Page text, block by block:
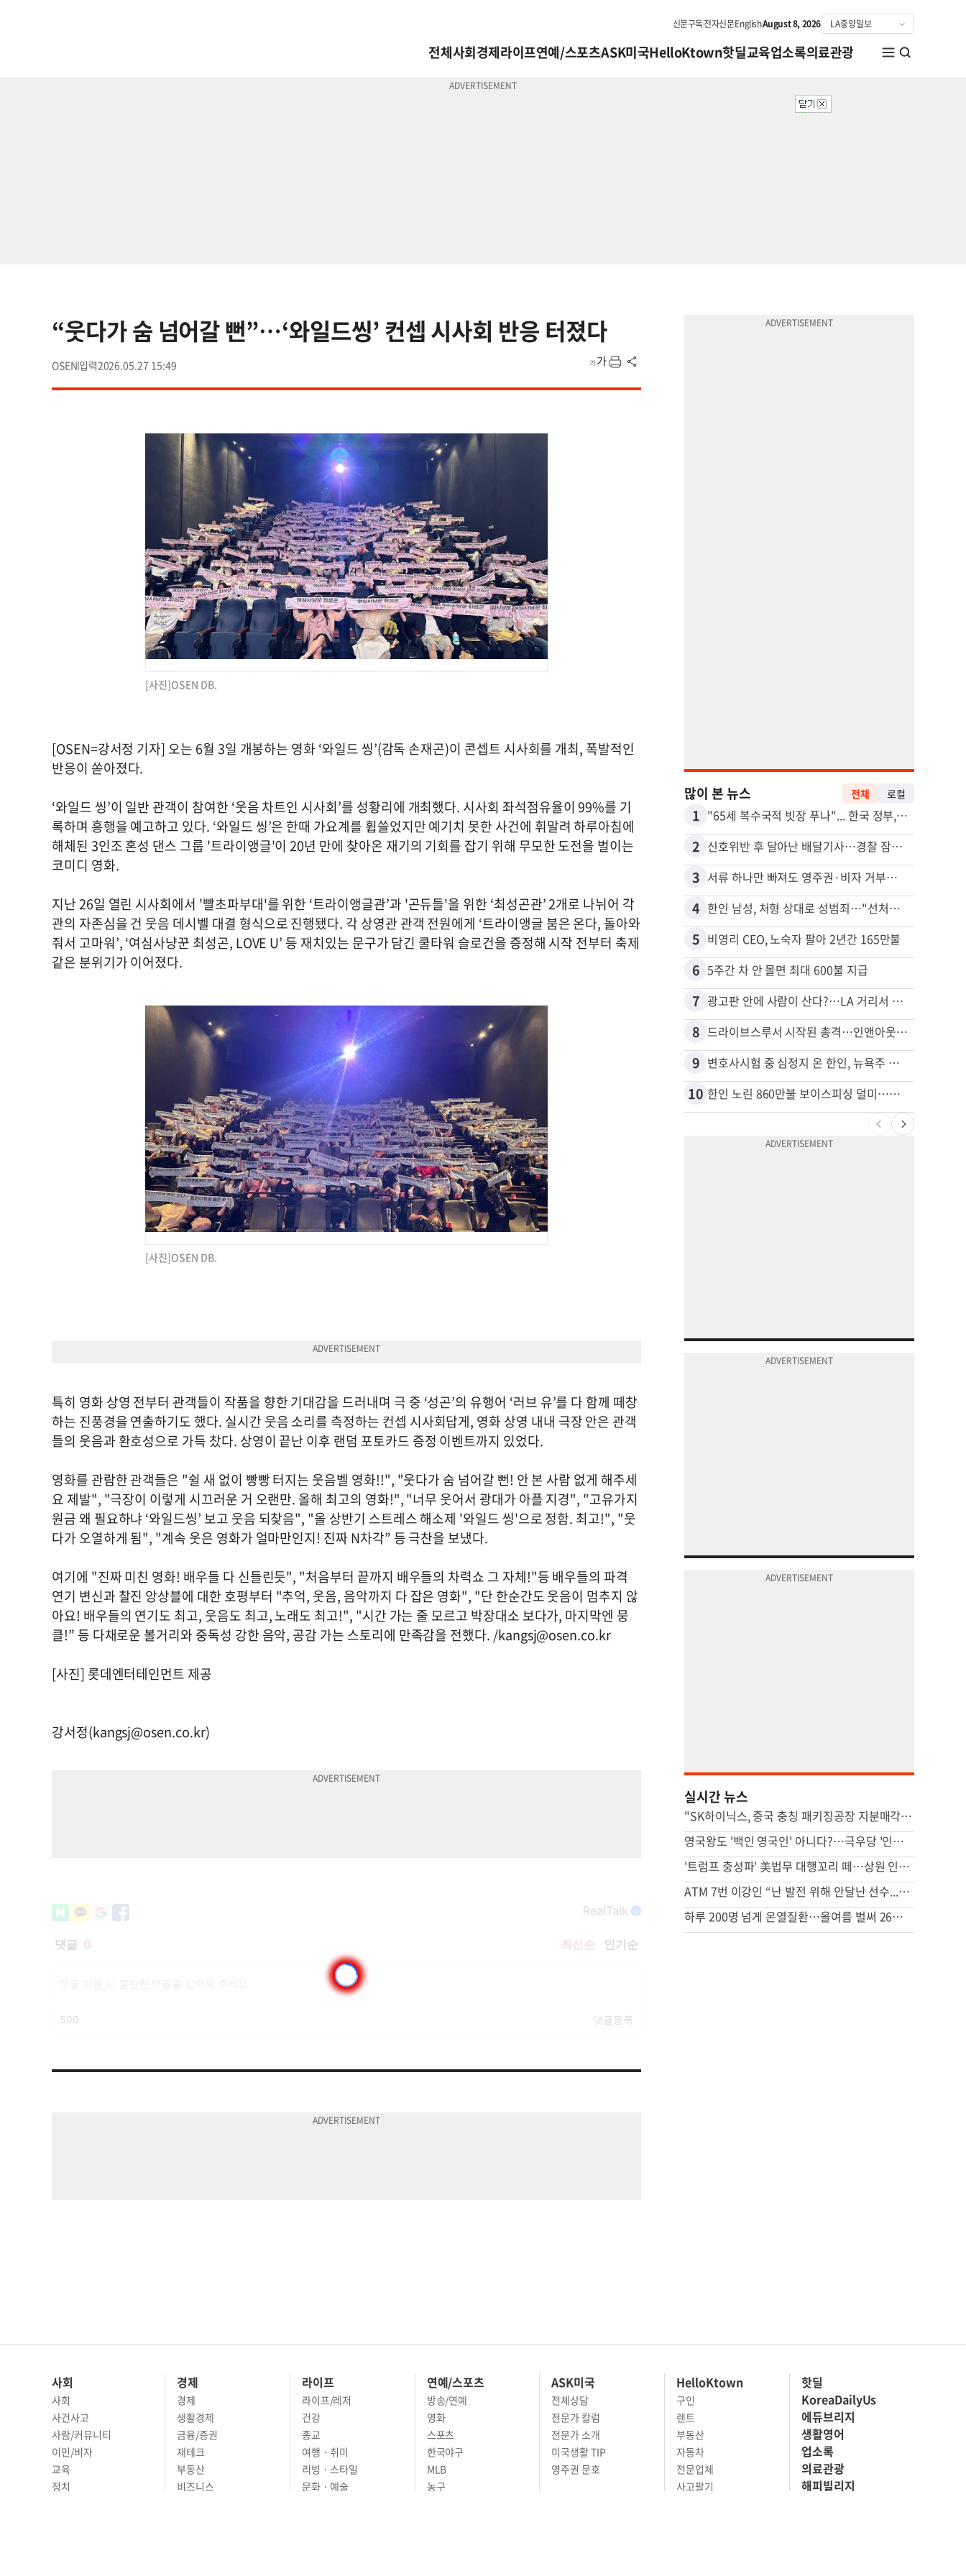
신문구독전자신문EnglishAugust 8, 2026
전체사회경제라이프연예/스포츠ASK미국HelloKtown핫딜교육업소록의료관광
“웃다가 숨 넘어갈 뻔”…‘와일드씽’ 컨셉 시사회 반응 터졌다
OSEN 2026.05.27 15:49
[사진]OSEN DB.
[OSEN=강서정 기자] 오는 6월 3일 개봉하는 영화 ‘와일드 씽’(감독 손재곤)이 콘셉트 시사회를 개최, 폭발적인
반응이 쏟아졌다.
‘와일드 씽’이 일반 관객이 참여한 ‘웃음 차트인 시사회’를 성황리에 개최했다. 시사회 좌석점유율이 99%를 기
록하며 흥행을 예고하고 있다. ‘와일드 씽’은 한때 가요계를 휩쓸었지만 예기치 못한 사건에 휘말려 하루아침에
해체된 3인조 혼성 댄스 그룹 '트라이앵글'이 20년 만에 찾아온 재기의 기회를 잡기 위해 무모한 도전을 벌이는
코미디 영화.
지난 26일 열린 시사회에서 '빨초파부대'를 위한 ‘트라이앵글관’과 '곤듀들'을 위한 ‘최성곤관’ 2개로 나뉘어 각
관의 자존심을 건 웃음 데시벨 대결 형식으로 진행됐다. 각 상영관 관객 전원에게 ‘트라이앵글 붐은 온다, 돌아와
줘서 고마워’, ‘여심사냥꾼 최성곤, LOVE U’ 등 재치있는 문구가 담긴 쿨타워 슬로건을 증정해 시작 전부터 축제
같은 분위기가 이어졌다.
[사진]OSEN DB.
특히 영화 상영 전부터 관객들이 작품을 향한 기대감을 드러내며 극 중 ‘성곤’의 유행어 ‘러브 유’를 다 함께 떼창
하는 진풍경을 연출하기도 했다. 실시간 웃음 소리를 측정하는 컨셉 시사회답게, 영화 상영 내내 극장 안은 관객
들의 웃음과 환호성으로 가득 찼다. 상영이 끝난 이후 랜덤 포토카드 증정 이벤트까지 있었다.
영화를 관람한 관객들은 "쉴 새 없이 빵빵 터지는 웃음벨 영화!!", "웃다가 숨 넘어갈 뻔! 안 본 사람 없게 해주세
요 제발", "극장이 이렇게 시끄러운 거 오랜만. 올해 최고의 영화!", "너무 웃어서 광대가 아플 지경", "고유가지
원금 왜 필요하냐 ‘와일드씽’ 보고 웃음 되찾음", "올 상반기 스트레스 해소제 '와일드 씽'으로 정함. 최고!", "웃
다가 오열하게 됨", "계속 웃은 영화가 얼마만인지! 진짜 N차각” 등 극찬을 보냈다.
여기에 "진짜 미친 영화! 배우들 다 신들린듯", "처음부터 끝까지 배우들의 차력쇼 그 자체!"등 배우들의 파격
연기 변신과 찰진 앙상블에 대한 호평부터 "추억, 웃음, 음악까지 다 잡은 영화", "단 한순간도 웃음이 멈추지 않
아요! 배우들의 연기도 최고, 웃음도 최고, 노래도 최고!", "시간 가는 줄 모르고 박장대소 보다가, 마지막엔 뭉
클!” 등 다채로운 볼거리와 중독성 강한 음악, 공감 가는 스토리에 만족감을 전했다. /kangsj@osen.co.kr
[사진] 롯데엔터테인먼트 제공
강서정(kangsj@osen.co.kr)
많이 본 뉴스 전체 로컬
1 "65세 복수국적 빗장 푸나"... 한국 정부, 연령 완화 전면 추진
2 신호위반 후 달아난 배달기사…경찰 잠복해 잡고보니 ‘반전’
3 서류 하나만 빠져도 영주권·비자 거부…심사관 재량권 대폭 확대
4 한인 남성, 처형 상대로 성범죄…"선처해줬더니 배신자 취급"
5 비영리 CEO, 노숙자 팔아 2년간 165만불
6 5주간 차 안 몰면 최대 600불 지급
7 광고판 안에 사람이 산다?…LA 거리서 화제
8 드라이브스루서 시작된 총격…인앤아웃 참사 영상 공개
9 변호사시험 중 심정지 온 한인, 뉴욕주 제소
10 한인 노린 860만불 보이스피싱 덜미…영사관·한국 검찰 사칭
실시간 뉴스
"SK하이닉스, 중국 충칭 패키징공장 지분매각 등 검토"
영국왕도 '백인 영국인' 아니다?…극우당 '인종분류' 논란
'트럼프 충성파' 美법무 대행꼬리 떼…상원 인준 가까스로 가결
ATM 7번 이강인 “난 발전 위해 안달난 선수...120% 보여줄 것”
하루 200명 넘게 온열질환…올여름 벌써 26명 숨졌다
사회
사회
사건사고
사람/커뮤니티
이민/비자
경제
경제
생활경제
금융/증권
재테크
라이프
라이프/레저
건강
종교
여행 · 취미
연예/스포츠
방송/연예
영화
스포츠
한국야구
ASK미국
전체상담
전문가 칼럼
전문가 소개
HelloKtown
구인
렌트
부동산
자동차
핫딜
KoreaDailyUs
에듀브리지
생활영어
업소록